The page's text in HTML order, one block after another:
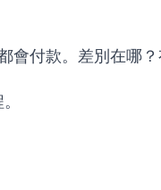
付款。差別在哪？